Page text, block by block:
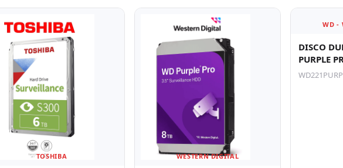
TOSHIBA WESTERN DIGITAL
WD -
DISCO
PURPLE
WD221PURP